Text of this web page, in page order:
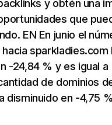
y obtén una
que
EN En junio el
sparkladies.com
-24,84 % y es igual a
de dominios
disminuido en -4,75